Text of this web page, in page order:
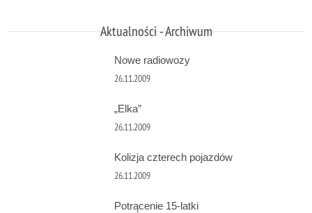
Aktualności - Archiwum
Nowe radiowozy
26.11.2009
„Elka”
26.11.2009
Kolizja czterech pojazdów
26.11.2009
Potrącenie 15-latki